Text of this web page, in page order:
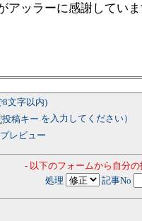
8文字以内)
を入力してください）
プレビュー
- 以下のフォームから自分
処理
記事No